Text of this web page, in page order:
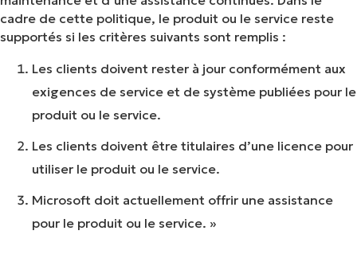
cadre de cette politique, le produit ou le service reste
supportés si les critères suivants sont remplis :
Les clients doivent rester à jour conformément aux
exigences de service et de système publiées pour le
produit ou le service.
Les clients doivent être titulaires d’une licence pour
utiliser le produit ou le service.
Microsoft doit actuellement offrir une assistance
pour le produit ou le service. »